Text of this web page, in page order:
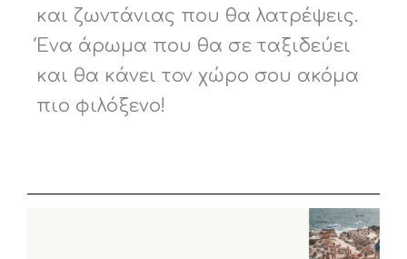
και ζωντάνιας που θα λατρέψεις.
Ένα άρωμα που θα σε ταξιδεύει
και θα κάνει τον χώρο σου ακόμα
πιο φιλόξενο!